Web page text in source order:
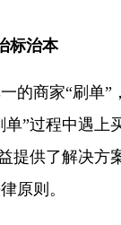
标治本
商家“刷单”
”过程中遇上
提供了解决方
原则。